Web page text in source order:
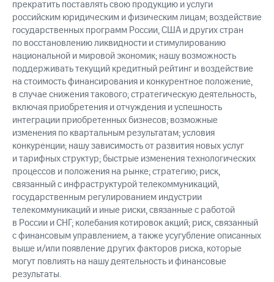
прекратить поставлять свою продукцию и услуги
российским юридическим и физическим лицам; воздействие
государственных программ России, США и других стран
по восстановлению ликвидности и стимулированию
национальной и мировой экономик; нашу возможность
поддерживать текущий кредитный рейтинг и воздействие
на стоимость финансирования и конкурентное положение,
в случае снижения такового; стратегическую деятельность,
включая приобретения и отчуждения и успешность
интеграции приобретенных бизнесов; возможные
изменения по квартальным результатам; условия
конкуренции; нашу зависимость от развития новых услуг
и тарифных структур; быстрые изменения технологических
процессов и положения на рынке; стратегию; риск,
связанный с инфраструктурой телекоммуникаций,
государственным регулированием индустрии
телекоммуникаций и иные риски, связанные с работой
в России и СНГ; колебания котировок акций; риск, связанный
с финансовым управлением, а также усугубление описанных
выше и/или появление других факторов риска, которые
могут повлиять на нашу деятельность и финансовые
результаты.